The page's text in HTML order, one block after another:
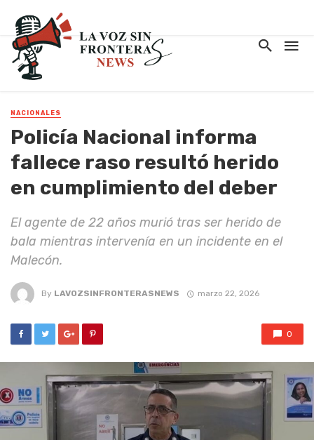
NACIONALES
Policía Nacional informa
fallece raso resultó herido
en cumplimiento del deber
El agente de 22 años murió tras ser herido de
bala mientras intervenía en un incidente en el
Malecón.
By LAVOZSINFRONTERASNEWS marzo 22, 2026
0